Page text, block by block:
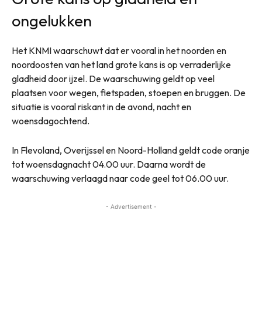
ongelukken
Het KNMI waarschuwt dat er vooral in het noorden en
noordoosten van het land grote kans is op verraderlijke
gladheid door ijzel. De waarschuwing geldt op veel
plaatsen voor wegen, fietspaden, stoepen en bruggen. De
situatie is vooral riskant in de avond, nacht en
woensdagochtend.
In Flevoland, Overijssel en Noord-Holland geldt code oranje
tot woensdagnacht 04.00 uur. Daarna wordt de
waarschuwing verlaagd naar code geel tot 06.00 uur.
- Advertisement -